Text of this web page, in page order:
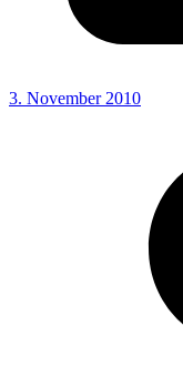
3. November 2010